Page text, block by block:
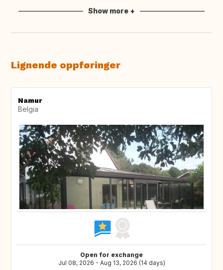
Show more +
Lignende oppføringer
Namur
Belgia
Open for exchange
Jul 08, 2026 - Aug 13, 2026 (14 days)